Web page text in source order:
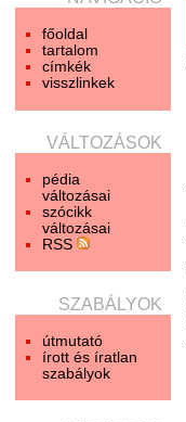
főoldal
tartalom
címkék
visszlinkek
VÁLTOZÁSOK
pédia
változásai
szócikk
változásai
RSS
SZABÁLYOK
útmutató
írott és íratlan
szabályok